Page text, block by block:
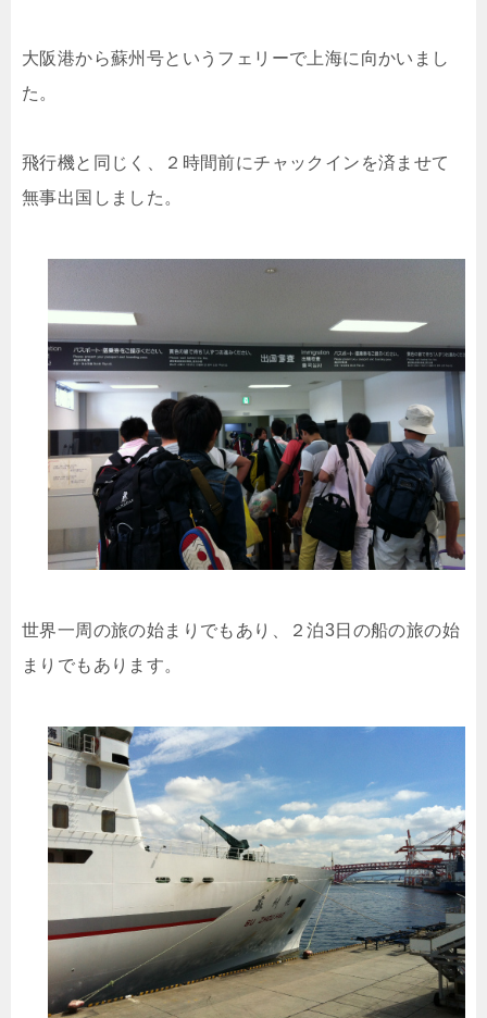
大阪港から蘇州号というフェリーで上海に向かいまし
た。
飛行機と同じく、２時間前にチャックインを済ませて
無事出国しました。
世界一周の旅の始まりでもあり、２泊3日の船の旅の始
まりでもあります。